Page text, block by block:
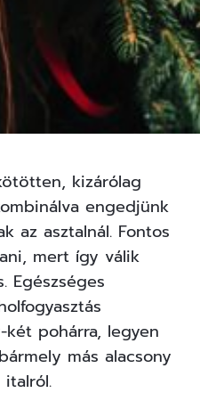
kizárólag
engedjünk
az asztalnál. Fontos
mert így válik
Egészséges
pohárra, legyen
más alacsony